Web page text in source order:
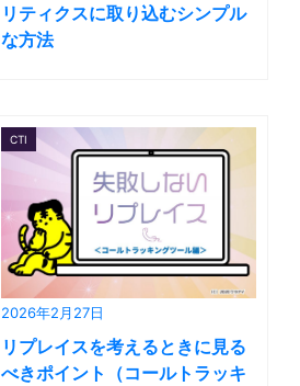
リティクスに取り込むシンプル
な方法
2026年2月27日
CTI
リプレイスを考えるときに見る
べきポイント（コールトラッキ